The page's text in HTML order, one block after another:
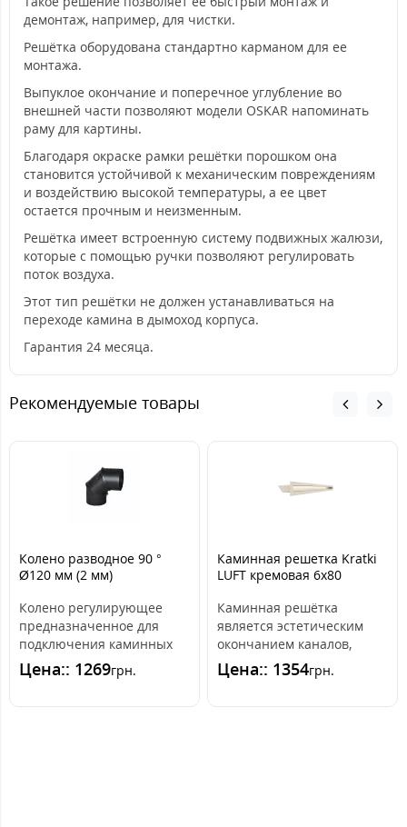
демонтаж, например, для чистки.
Решётка оборудована стандартно карманом для ее
монтажа.
Выпуклое окончание и поперечное углубление во
внешней части позволяют модели OSKAR напоминать
раму для картины.
Благодаря окраске рамки решётки порошком она
становится устойчивой к механическим повреждениям
и воздействию высокой температуры, а ее цвет
остается прочным и неизменным.
Решётка имеет встроенную систему подвижных жалюзи,
которые с помощью ручки позволяют регулировать
поток воздуха.
Этот тип решётки не должен устанавливаться на
переходе камина в дымоход корпуса.
Гарантия 24 месяца.
Рекомендуемые товары
Колено разводное 90 °
Ø120 мм (2 мм)
Колено регулирующее
предназначенное для
подключения каминных
топок и печей к дымоходу.
Изготовлено и..
Цена:: 1269грн.
Каминная решетка Kratki
LUFT кремовая 6x80
Каминная решётка
является эстетическим
окончанием каналов,
распределяющих горячий
воздух из камина. ..
Цена:: 1354грн.